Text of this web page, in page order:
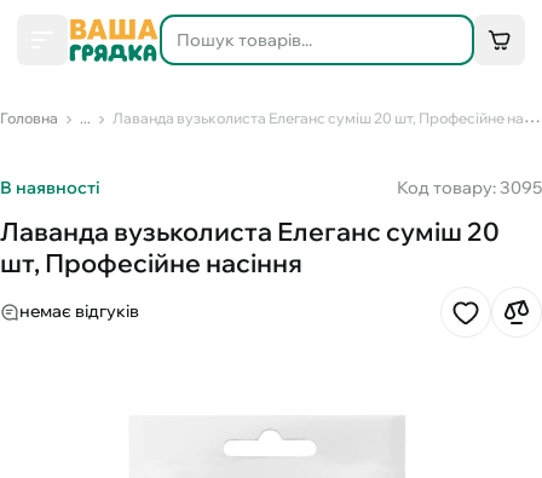
Головна ... Лаванда вузьколиста Елеганс суміш 20 шт, Професійне насіння
В наявності Код товару: 3095
Лаванда вузьколиста Елеганс суміш 20
шт, Професійне насіння
немає відгуків